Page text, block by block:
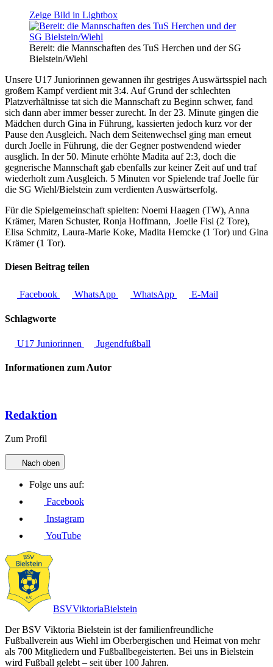
Zeige Bild in Lightbox
Bereit: die Mannschaften des TuS Herchen und der SG
Bielstein/Wiehl
Unsere U17 Juniorinnen gewannen ihr gestriges Auswärtsspiel nach
großem Kampf verdient mit 3:4. Auf Grund der schlechten
Platzverhältnisse tat sich die Mannschaft zu Beginn schwer, fand
sich dann aber immer besser zurecht. In der 23. Minute gingen die
Mädchen durch Gina in Führung, kassierten jedoch kurz vor der
Pause den Ausgleich. Nach dem Seitenwechsel ging man erneut
durch Joelle in Führung, die der Gegner postwendend wieder
ausglich. In der 50. Minute erhöhte Madita auf 2:3, doch die
gegnerische Mannschaft gab ebenfalls zur keiner Zeit auf und traf
wiederholt zum Ausgleich. 5 Minuten vor Spielende traf Joelle für
die SG Wiehl/Bielstein zum verdienten Auswärtserfolg.
Für die Spielgemeinschaft spielten: Noemi Haagen (TW), Anna
Krämer, Maren Schuster, Ronja Hoffmann, Joelle Fisi (2 Tore),
Elisa Schmitz, Laura-Marie Koke, Madita Hemcke (1 Tor) und Gina
Krämer (1 Tor).
Diesen Beitrag teilen
Facebook WhatsApp WhatsApp E-Mail
Schlagworte
U17 Juniorinnen Jugendfußball
Informationen zum Autor
Redaktion
Zum Profil
Nach oben
Folge uns auf:
Facebook
Instagram
YouTube
BSVViktoriaBielstein
Der BSV Viktoria Bielstein ist der familienfreundliche
Fußballverein aus Wiehl im Oberbergischen und Heimat von mehr
als 700 Mitgliedern und Fußballbegeisterten. Bei uns in Bielstein
wird Fußball gelebt – seit über 100 Jahren.